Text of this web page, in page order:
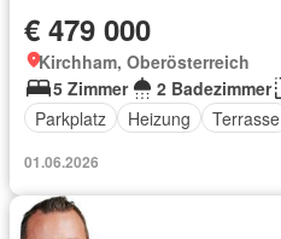
€ 479 000
Kirchham, Oberösterreich
5 Zimmer
2 Badezimmer
Parkplatz
Heizung Terrasse
01.06.2026